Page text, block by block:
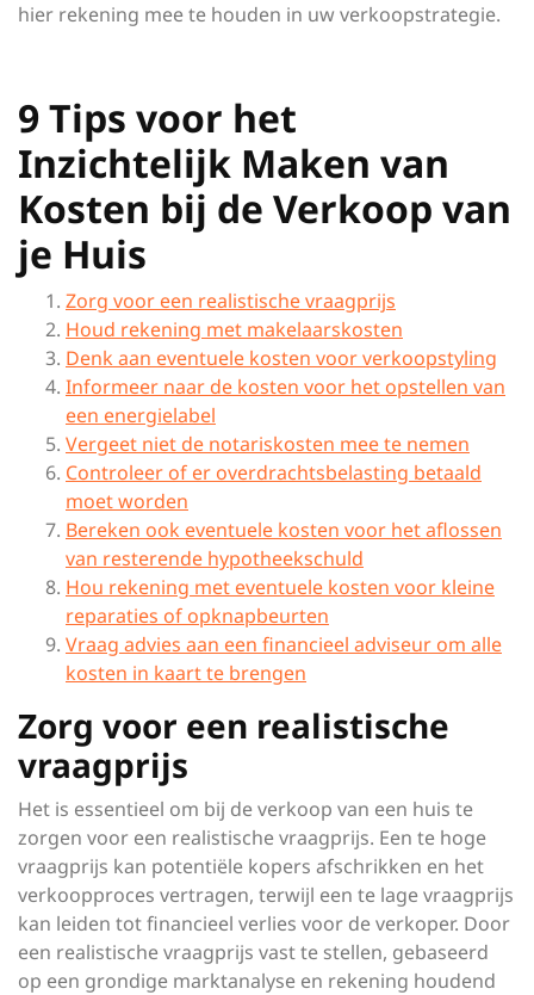
hier rekening mee te houden in uw verkoopstrategie.
9 Tips voor het
Inzichtelijk Maken van
Kosten bij de Verkoop van
je Huis
Zorg voor een realistische vraagprijs
Houd rekening met makelaarskosten
Denk aan eventuele kosten voor verkoopstyling
Informeer naar de kosten voor het opstellen van
een energielabel
Vergeet niet de notariskosten mee te nemen
Controleer of er overdrachtsbelasting betaald
moet worden
Bereken ook eventuele kosten voor het aflossen
van resterende hypotheekschuld
Hou rekening met eventuele kosten voor kleine
reparaties of opknapbeurten
Vraag advies aan een financieel adviseur om alle
kosten in kaart te brengen
Zorg voor een realistische
vraagprijs
Het is essentieel om bij de verkoop van een huis te
zorgen voor een realistische vraagprijs. Een te hoge
vraagprijs kan potentiële kopers afschrikken en het
verkoopproces vertragen, terwijl een te lage vraagprijs
kan leiden tot financieel verlies voor de verkoper. Door
een realistische vraagprijs vast te stellen, gebaseerd
op een grondige marktanalyse en rekening houdend